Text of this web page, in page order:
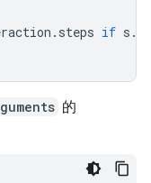
. steps if s .
的